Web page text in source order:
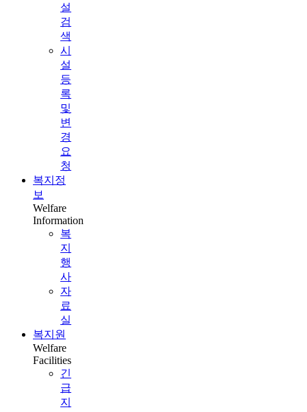
설
검
색
시
설
등
록
및
변
경
요
청
복지정
보
Welfare
Information
복
지
행
사
자
료
실
복지원
Welfare
Facilities
긴
급
지